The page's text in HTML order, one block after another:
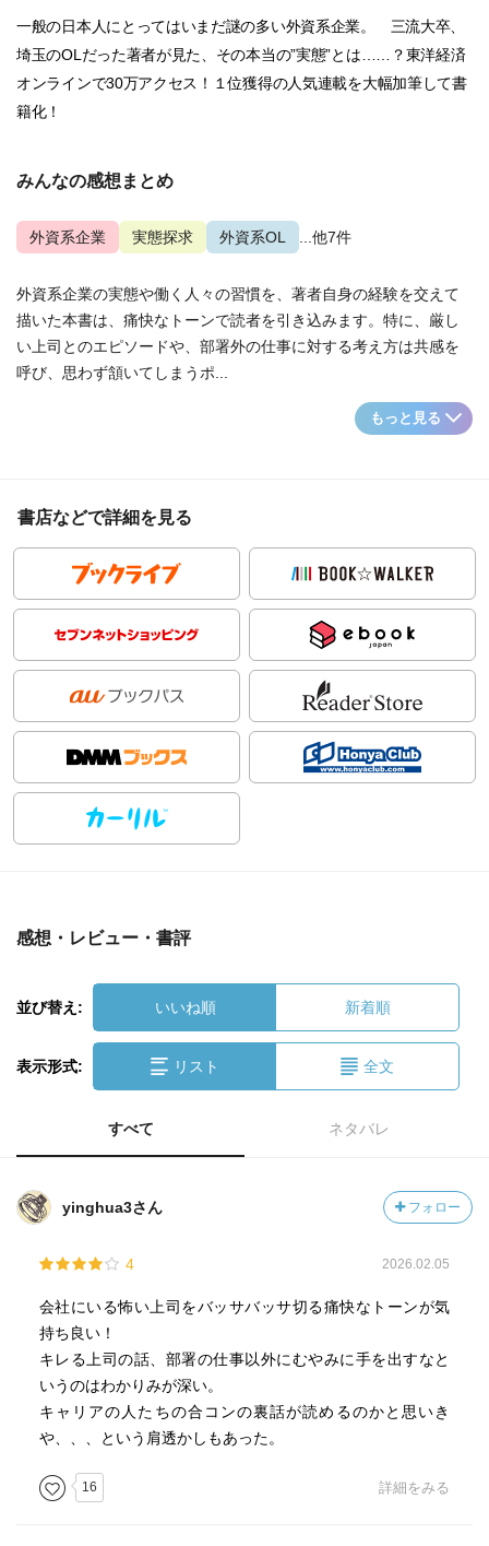
一般の日本人にとってはいまだ謎の多い外資系企業。 三流大卒、
埼玉のOLだった著者が見た、その本当の”実態”とは……？東洋経済
オンラインで30万アクセス！１位獲得の人気連載を大幅加筆して書
籍化！
みんなの感想まとめ
外資系企業 実態探求 外資系OL ...他7件
外資系企業の実態や働く人々の習慣を、著者自身の経験を交えて
描いた本書は、痛快なトーンで読者を引き込みます。特に、厳し
い上司とのエピソードや、部署外の仕事に対する考え方は共感を
呼び、思わず頷いてしまうポ...
もっと見る
書店などで詳細を見る
感想・レビュー・書評
並び替え: いいね順 新着順
表示形式: リスト 全文
すべて ネタバレ
yinghua3さん フォロー
4 2026.02.05
会社にいる怖い上司をバッサバッサ切る痛快なトーンが気
持ち良い！
キレる上司の話、部署の仕事以外にむやみに手を出すなと
いうのはわかりみが深い。
キャリアの人たちの合コンの裏話が読めるのかと思いき
や、、、という肩透かしもあった。
16 詳細をみる